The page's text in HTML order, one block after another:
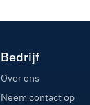
Bedrijf
Over ons
Neem contact op